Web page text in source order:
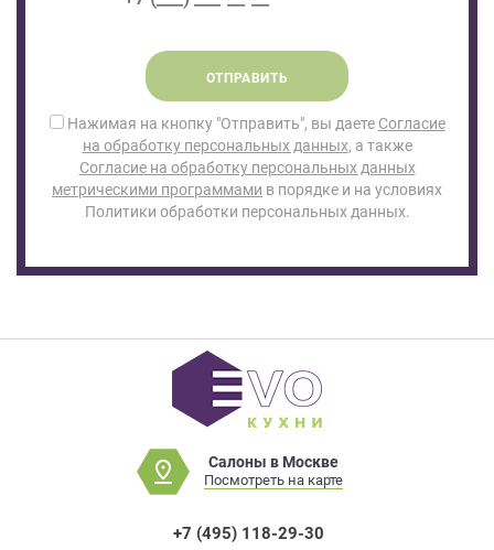
ОТПРАВИТЬ
Нажимая на кнопку "Отправить", вы даете Согласие
на обработку персональных данных, а также
Согласие на обработку персональных данных
метрическими программами в порядке и на условиях
Политики обработки персональных данных.
Салоны в Москве
Посмотреть на карте
+7 (495) 118-29-30